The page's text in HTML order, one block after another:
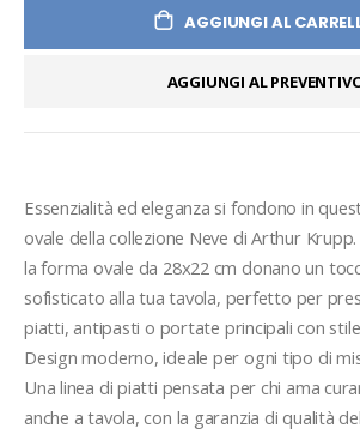
AGGIUNGI AL
AGGIUNGI AL
Essenzialità ed eleganza si fondono in
ovale della collezione Neve di Arthur
la forma ovale da 28x22 cm donano un
sofisticato alla tua tavola, perfetto per
piatti, antipasti o portate principali con
Design moderno, ideale per ogni tipo di
Una linea di piatti pensata per chi ama
anche a tavola, con la garanzia di qualità